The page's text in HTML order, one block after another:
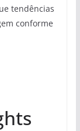
tendências
conforme